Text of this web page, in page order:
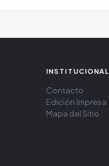
INSTITUCIONAL
Contacto
Edición Impresa
Mapa del Sitio